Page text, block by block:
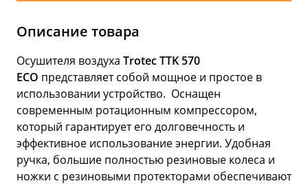
Описание товара
Осушителя воздуха Trotec TTK 570
ECO представляет собой мощное и простое в
использовании устройство. Оснащен
современным ротационным компрессором,
который гарантирует его долговечность и
эффективное использование энергии. Удобная
ручка, большие полностью резиновые колеса и
ножки с резиновыми протекторами обеспечивают